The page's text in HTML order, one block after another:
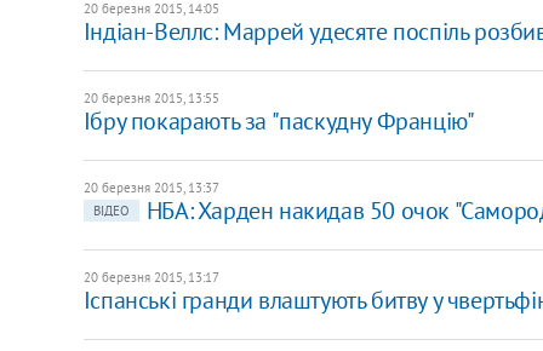
20 березня 2015, 14:05
Індіан-Веллс: Маррей удесяте поспіль
20 березня 2015, 13:55
Ібру покарають за "паскудну Францію"
20 березня 2015, 13:37
ВІДЕО
НБА: Харден накидав 50 очок
20 березня 2015, 13:17
Іспанські гранди влаштують битву у